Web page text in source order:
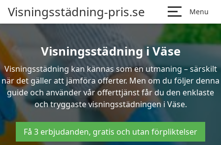
Visningsstädning-pris.se Menu
Visningsstädning i Väse
Visningsstädning kan kännas som en utmaning – särskilt
när det gäller att jämföra offerter. Men om du följer denna
guide och använder vår offerttjänst får du den enklaste
och tryggaste visningsstädningen i Väse.
Få 3 erbjudanden, gratis och utan förpliktelser